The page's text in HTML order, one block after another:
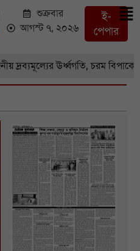
শুক্রবার
আগস্ট ৭, ২০২৬
ই-
পেপার
ঊর্ধ্বগতি, চরম বিপাকে